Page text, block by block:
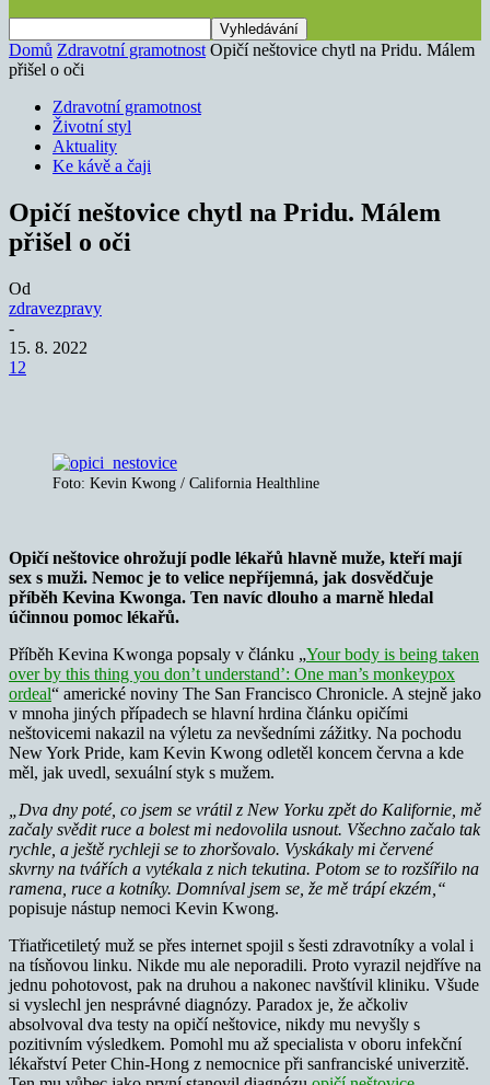
Domů Zdravotní gramotnost Opičí neštovice chytl na Pridu. Málem
přišel o oči
Zdravotní gramotnost
Životní styl
Aktuality
Ke kávě a čaji
Opičí neštovice chytl na Pridu. Málem
přišel o oči
Od
zdravezpravy
-
15. 8. 2022
12
Foto: Kevin Kwong / California Healthline
Opičí neštovice ohrožují podle lékařů hlavně muže, kteří mají
sex s muži. Nemoc je to velice nepříjemná, jak dosvědčuje
příběh Kevina Kwonga. Ten navíc dlouho a marně hledal
účinnou pomoc lékařů.
Příběh Kevina Kwonga popsaly v článku „Your body is being taken
over by this thing you don’t understand’: One man’s monkeypox
ordeal“ americké noviny The San Francisco Chronicle. A stejně jako
v mnoha jiných případech se hlavní hrdina článku opičími
neštovicemi nakazil na výletu za nevšedními zážitky. Na pochodu
New York Pride, kam Kevin Kwong odletěl koncem června a kde
měl, jak uvedl, sexuální styk s mužem.
„Dva dny poté, co jsem se vrátil z New Yorku zpět do Kalifornie, mě
začaly svědit ruce a bolest mi nedovolila usnout. Všechno začalo tak
rychle, a ještě rychleji se to zhoršovalo. Vyskákaly mi červené
skvrny na tvářích a vytékala z nich tekutina. Potom se to rozšířilo na
ramena, ruce a kotníky. Domníval jsem se, že mě trápí ekzém,“
popisuje nástup nemoci Kevin Kwong.
Třiatřicetiletý muž se přes internet spojil s šesti zdravotníky a volal i
na tísňovou linku. Nikde mu ale neporadili. Proto vyrazil nejdříve na
jednu pohotovost, pak na druhou a nakonec navštívil kliniku. Všude
si vyslechl jen nesprávné diagnózy. Paradox je, že ačkoliv
absolvoval dva testy na opičí neštovice, nikdy mu nevyšly s
pozitivním výsledkem. Pomohl mu až specialista v oboru infekční
lékařství Peter Chin-Hong z nemocnice při sanfranciské univerzitě.